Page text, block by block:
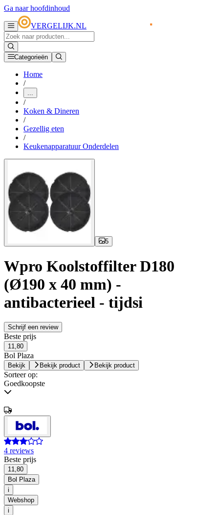
Ga naar hoofdinhoud
VERGELIJK.NL
Categorieën
Home
/
...
/
Koken & Dineren
/
Gezellig eten
/
Keukenapparatuur Onderdelen
5
Wpro Koolstoffilter D180
(Ø190 x 40 mm) -
antibacterieel - tijdsi
Schrijf een review
Beste prijs
11,80
Bol Plaza
Bekijk Bekijk product Bekijk product
Sorteer op:
Goedkoopste
4 reviews
Beste prijs
11,80
Bol Plaza
i
Webshop
i